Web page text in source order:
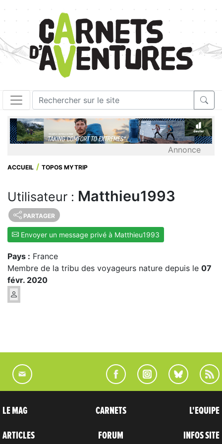
Annonce
ACCUEIL TOPOS MYTRIP
Utilisateur : Matthieu1993
PARTAGER
Envoyer un message privé à Matthieu1993
Pays : France
Membre de la tribu des voyageurs nature depuis le 07
févr. 2020
LE MAG
ARTICLES
CARNETS
FORUM
L'EQUIPE
INFOS SITE